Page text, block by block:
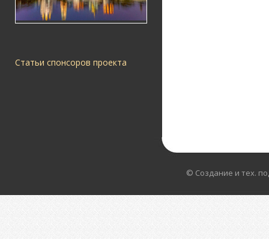
Статьи спонсоров проекта
© Создание и тех.